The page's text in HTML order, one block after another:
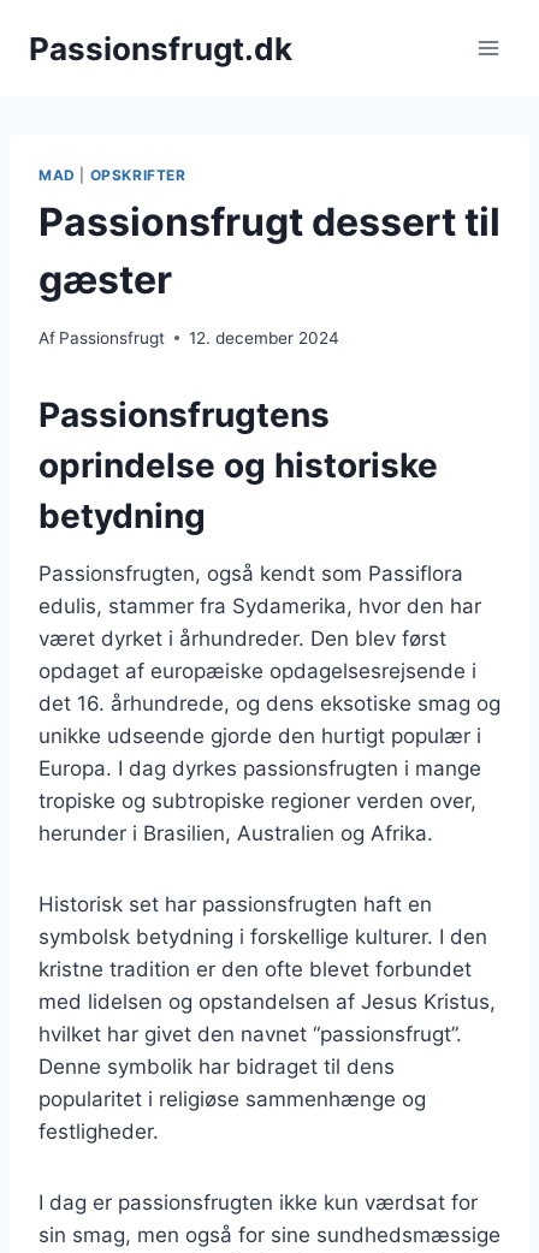
Passionsfrugt.dk
MAD OPSKRIFTER
Passionsfrugt dessert til
gæster
Af Passionsfrugt 12. december 2024
Passionsfrugtens
oprindelse og historiske
betydning
Passionsfrugten, også kendt som Passiflora
edulis, stammer fra Sydamerika, hvor den har
været dyrket i århundreder. Den blev først
opdaget af europæiske opdagelsesrejsende i
det 16. århundrede, og dens eksotiske smag og
unikke udseende gjorde den hurtigt populær i
Europa. I dag dyrkes passionsfrugten i mange
tropiske og subtropiske regioner verden over,
herunder i Brasilien, Australien og Afrika.
Historisk set har passionsfrugten haft en
symbolsk betydning i forskellige kulturer. I den
kristne tradition er den ofte blevet forbundet
med lidelsen og opstandelsen af Jesus Kristus,
hvilket har givet den navnet “passionsfrugt”.
Denne symbolik har bidraget til dens
popularitet i religiøse sammenhænge og
festligheder.
I dag er passionsfrugten ikke kun værdsat for
sin smag, men også for sine sundhedsmæssige